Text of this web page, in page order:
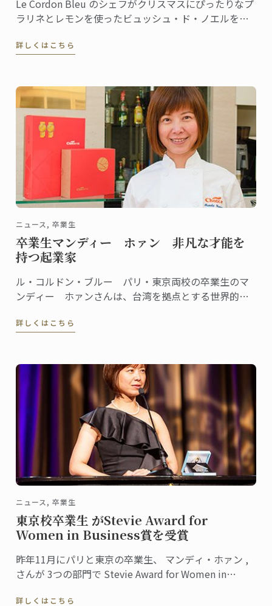
Le Cordon Bleu のシェフがクリスマスにぴったりなプ
ラリネとレモンを使ったビュッシュ・ド・ノエルをご
詳しくはこちら
ニュース, 卒業生
卒業生マンディー ホァン 非凡な才能を
持つ起業家
ル・コルドン・ブルー パリ・東京両校の卒業生のマ
ンディー ホァンさんは、台湾を拠点とする世界的に
であります。
詳しくはこちら
ニュース, 卒業生
東京校卒業生 がStevie Award for
Women in Business賞を受賞
昨年11月にパリと東京の卒業生、 マンディ・ホァン ,
さんが 3つの部門で Stevie Award for Women in
詳しくはこちら